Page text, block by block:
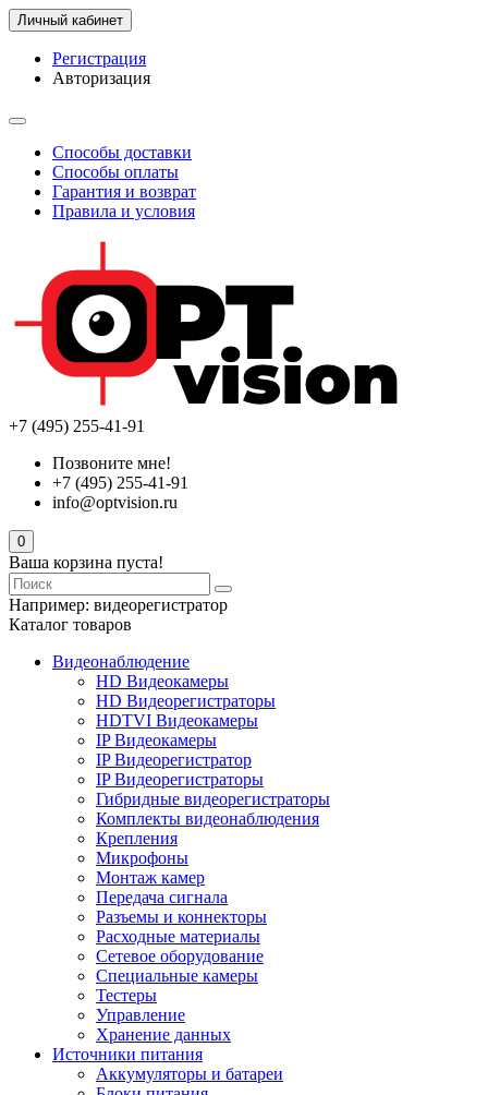
Личный кабинет
Регистрация
Авторизация
Способы доставки
Способы оплаты
Гарантия и возврат
Правила и условия
+7 (495) 255-41-91
Позвоните мне!
+7 (495) 255-41-91
info@optvision.ru
0
Ваша корзина пуста!
Например: видеорегистратор
Каталог товаров
Видеонаблюдение
HD Видеокамеры
HD Видеорегистраторы
HDTVI Видеокамеры
IP Видеокамеры
IP Видеорегистратор
IP Видеорегистраторы
Гибридные видеорегистраторы
Комплекты видеонаблюдения
Крепления
Микрофоны
Монтаж камер
Передача сигнала
Разъемы и коннекторы
Расходные материалы
Сетевое оборудование
Специальные камеры
Тестеры
Управление
Хранение данных
Источники питания
Аккумуляторы и батареи